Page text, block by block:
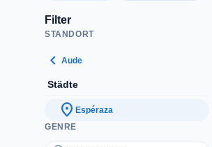
Filter
STANDORT
chevron_left Aude
Städte
location_on Espéraza
GENRE